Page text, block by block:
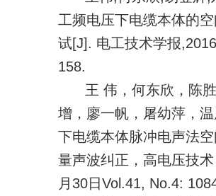
工频电压下电缆本体的空
试[J]. 电工技术学报
158.
王 伟，何东欣，陈
增，廖一帆，屠幼萍，
下电缆本体脉冲电声法空
量声波纠正，高电压技
月30日Vol.41, No.4: